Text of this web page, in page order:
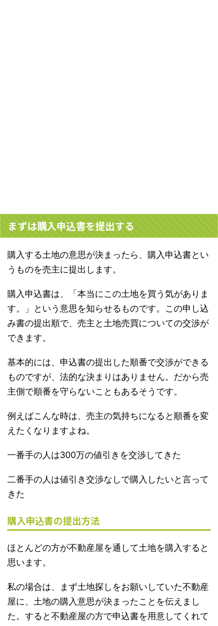
まずは購入申込書を提出する
購入する土地の意思が決まったら、購入申込書とい
うものを売主に提出します。
購入申込書は、「本当にこの土地を買う気がありま
す。」という意思を知らせるものです。この申し込
み書の提出順で、売主と土地売買についての交渉が
できます。
基本的には、申込書の提出した順番で交渉ができる
ものですが、法的な決まりはありません。だから売
主側で順番を守らないこともあるそうです。
例えばこんな時は、売主の気持ちになると順番を変
えたくなりますよね。
一番手の人は300万の値引きを交渉してきた
二番手の人は値引き交渉なしで購入したいと言って
きた
購入申込書の提出方法
ほとんどの方が不動産屋を通して土地を購入すると
思います。
私の場合は、まず土地探しをお願いしていた不動産
屋に、土地の購入意思が決まったことを伝えまし
た。すると不動産屋の方で申込書を用意してくれて